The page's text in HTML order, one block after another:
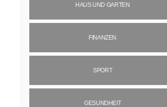
HAUS UND GARTEN
FINANZEN
SPORT
GESUNDHEIT